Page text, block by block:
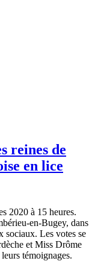
reines de
en lice
2020 à 15 heures.
en-Bugey, dans
sociaux. Les votes se
et Miss Drôme
témoignages.